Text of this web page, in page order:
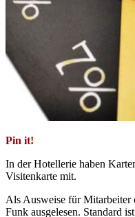
Pin it!
In der Hotellerie haben
Visitenkarte mit.
Als Ausweise für Mitarbeiter
Funk ausgelesen. Standard